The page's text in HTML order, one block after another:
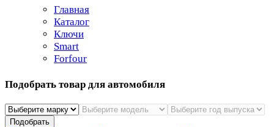
Главная
Каталог
Ключи
Smart
Forfour
Подобрать товар для автомобиля
Подобрать